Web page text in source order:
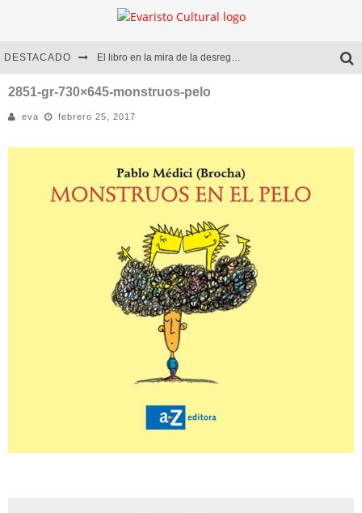
DESTACADO El libro en la mira de la desregulación
Marcelo Rubio | El llovedor
Diego Meret | Hotel Acapulco
2851-gr-730×645-monstruos-pelo
eva febrero 25, 2017